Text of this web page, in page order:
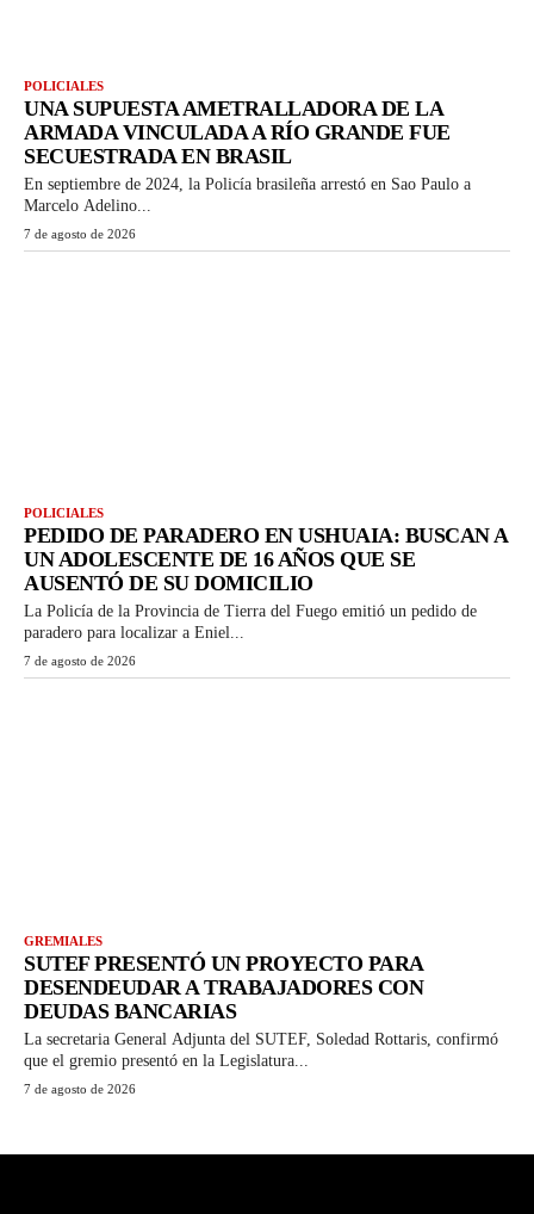
POLICIALES
UNA SUPUESTA AMETRALLADORA DE LA
ARMADA VINCULADA A RÍO GRANDE FUE
SECUESTRADA EN BRASIL
En septiembre de 2024, la Policía brasileña arrestó en Sao Paulo a
Marcelo Adelino...
7 de agosto de 2026
POLICIALES
PEDIDO DE PARADERO EN USHUAIA: BUSCAN A
UN ADOLESCENTE DE 16 AÑOS QUE SE
AUSENTÓ DE SU DOMICILIO
La Policía de la Provincia de Tierra del Fuego emitió un pedido de
paradero para localizar a Eniel...
7 de agosto de 2026
GREMIALES
SUTEF PRESENTÓ UN PROYECTO PARA
DESENDEUDAR A TRABAJADORES CON
DEUDAS BANCARIAS
La secretaria General Adjunta del SUTEF, Soledad Rottaris, confirmó
que el gremio presentó en la Legislatura...
7 de agosto de 2026